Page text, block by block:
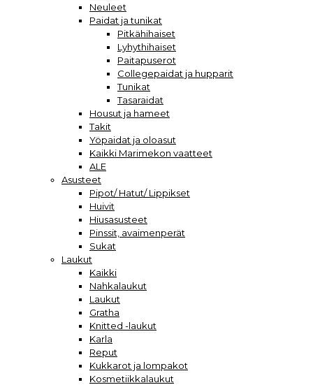
Neuleet
Paidat ja tunikat
Pitkähihaiset
Lyhythihaiset
Paitapuserot
Collegepaidat ja hupparit
Tunikat
Tasaraidat
Housut ja hameet
Takit
Yöpaidat ja oloasut
Kaikki Marimekon vaatteet
ALE
Asusteet
Pipot/ Hatut/ Lippikset
Huivit
Hiusasusteet
Pinssit, avaimenperät
Sukat
Laukut
Kaikki
Nahkalaukut
Laukut
Gratha
Knitted -laukut
Karla
Reput
Kukkarot ja lompakot
Kosmetiikkalaukut